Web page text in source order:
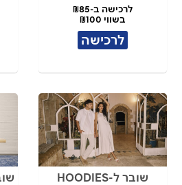
לרכישה ב-₪85
בשווי ₪100
לרכישה
שובר ל-HOODIES